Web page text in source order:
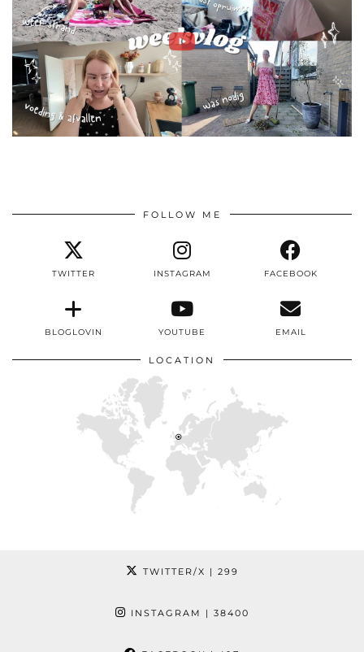
FOLLOW ME
TWITTER INSTAGRAM FACEBOOK
BLOGLOVIN YOUTUBE EMAIL
LOCATION
TWITTER/X | 299
INSTAGRAM | 38400